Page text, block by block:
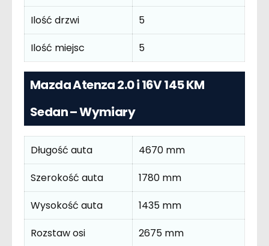
Ilość drzwi
5
Ilość miejsc
5
Mazda Atenza 2.0 i 16V 145 KM
Sedan – Wymiary
Długość auta
4670 mm
Szerokość auta
1780 mm
Wysokość auta
1435 mm
Rozstaw osi
2675 mm